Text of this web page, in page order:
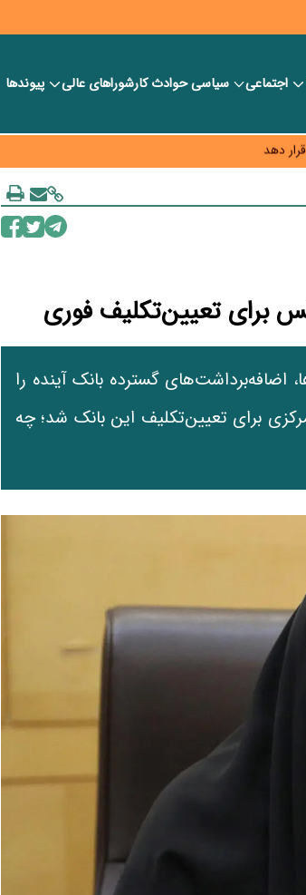
اجتماعی سیاسیحوادث کارشورا‎های عالی پیوندها
کند
دهد
برای تعیین‌تکلیف فوری
اضافه‌برداشت‌های گسترده بانک آینده را
برای تعیین‌تکلیف این بانک شد؛ چه